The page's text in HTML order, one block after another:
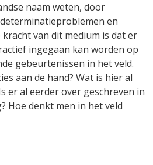
naam weten, door
en
kracht van dit medium is dat er
ingegaan kan worden op
gebeurtenissen in het veld.
aan de hand? Wat is hier al
er al eerder over geschreven in
Hoe denkt men in het veld